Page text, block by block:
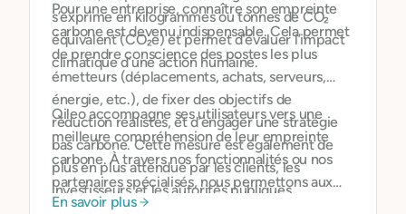
s’exprime en kilogrammes ou tonnes de CO₂
équivalent (CO₂e) et permet d’évaluer l’impact
climatique d’une action humaine.
Pour une entreprise, connaître son empreinte
carbone est devenu indispensable. Cela permet
de prendre conscience des postes les plus
émetteurs (déplacements, achats, serveurs,
énergie, etc.), de fixer des objectifs de
réduction réalistes, et d’engager une stratégie
bas carbone. Cette mesure est également de
plus en plus attendue par les clients, les
investisseurs et les autorités publiques.
Qileo accompagne ses utilisateurs vers une
meilleure compréhension de leur empreinte
carbone. À travers nos fonctionnalités ou nos
partenaires spécialisés, nous permettons aux
professionnels d’intégrer cette donnée dans leur
En savoir plus